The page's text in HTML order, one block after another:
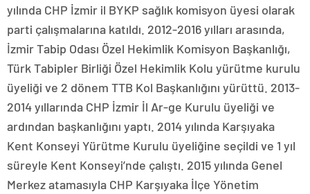
yılında CHP İzmir il BYKP sağlık komisyon üyesi olarak
parti çalışmalarına katıldı. 2012-2016 yılları arasında,
İzmir Tabip Odası Özel Hekimlik Komisyon Başkanlığı,
Türk Tabipler Birliği Özel Hekimlik Kolu yürütme kurulu
üyeliği ve 2 dönem TTB Kol Başkanlığını yürüttü. 2013-
2014 yıllarında CHP İzmir İl Ar-ge Kurulu üyeliği ve
ardından başkanlığını yaptı. 2014 yılında Karşıyaka
Kent Konseyi Yürütme Kurulu üyeliğine seçildi ve 1 yıl
süreyle Kent Konseyi’nde çalıştı. 2015 yılında Genel
Merkez atamasıyla CHP Karşıyaka İlçe Yönetim